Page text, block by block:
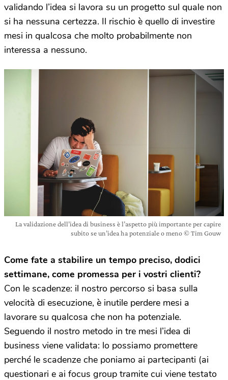
validando l’idea si lavora su un progetto sul quale non
si ha nessuna certezza. Il rischio è quello di investire
mesi in qualcosa che molto probabilmente non
interessa a nessuno.
La validazione dell’idea di business è l’aspetto più importante per capire
subito se un’idea ha potenziale o meno © Tim Gouw
Come fate a stabilire un tempo preciso, dodici
settimane, come promessa per i vostri clienti?
Con le scadenze: il nostro percorso si basa sulla
velocità di esecuzione, è inutile perdere mesi a
lavorare su qualcosa che non ha potenziale.
Seguendo il nostro metodo in tre mesi l’idea di
business viene validata: lo possiamo promettere
perché le scadenze che poniamo ai partecipanti (ai
questionari e ai focus group tramite cui viene testato